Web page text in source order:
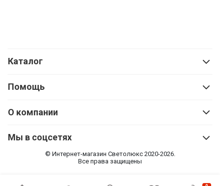
Каталог
Помощь
О компании
Мы в соцсетях
© Интернет-магазин Cветолюкс 2020-2026.
Все права защищены